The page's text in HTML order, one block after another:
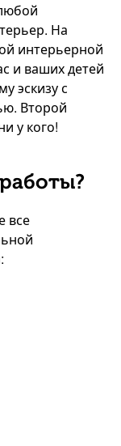
На
интерьерной
и ваших детей
эскизу с
Второй
у кого!
все